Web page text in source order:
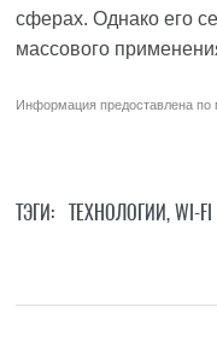
сферах. Однако его
массового
Информация предоставлена
ТЭГИ: ТЕХНОЛОГИИ,WI-FI